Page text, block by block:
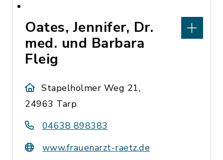
Oates, Jennifer, Dr.
med. und Barbara
Fleig
Stapelholmer Weg 21,
24963 Tarp
04638 898383
www.frauenarzt-raetz.de